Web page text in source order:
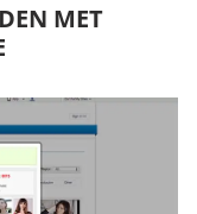
MET